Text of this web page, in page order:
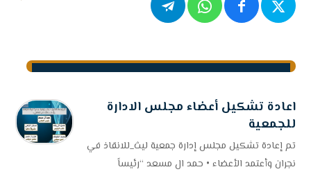
اعادة تشكيل أعضاء مجلس الادارة
للجمعية
تم إعادة تشكيل مجلس إدارة جمعية ليث_للانقاذ في
نجران وأعتمد الأعضاء • حمد ال مسعد “رئيساً